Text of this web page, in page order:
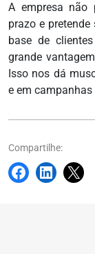
A empresa não
prazo e
base de
grande
Isso nos dá
e em campanhas
Compartilhe: